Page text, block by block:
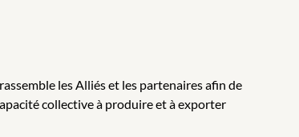
les Alliés et les partenaires afin de
collective à produire et à exporter